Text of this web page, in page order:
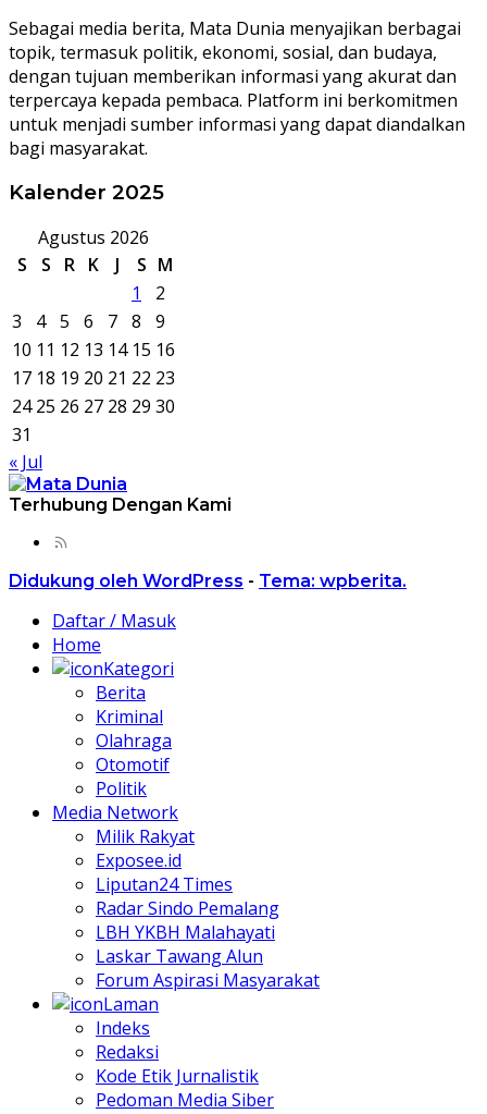
Sebagai media berita, Mata Dunia menyajikan berbagai
topik, termasuk politik, ekonomi, sosial, dan budaya,
dengan tujuan memberikan informasi yang akurat dan
terpercaya kepada pembaca. Platform ini berkomitmen
untuk menjadi sumber informasi yang dapat diandalkan
bagi masyarakat.
Kalender 2025
Agustus 2026
S
S R K J S M
1
2
3
4 5 6 7 8
9
10 11 12 13 14 15 16
17 18 19 20 21 22 23
24 25 26 27 28 29 30
31
« Jul
Terhubung Dengan Kami
Didukung oleh WordPress - Tema: wpberita.
Daftar / Masuk
Home
Kategori
Berita
Kriminal
Olahraga
Otomotif
Politik
Media Network
Milik Rakyat
Exposee.id
Liputan24 Times
Radar Sindo Pemalang
LBH YKBH Malahayati
Laskar Tawang Alun
Forum Aspirasi Masyarakat
Laman
Indeks
Redaksi
Kode Etik Jurnalistik
Pedoman Media Siber